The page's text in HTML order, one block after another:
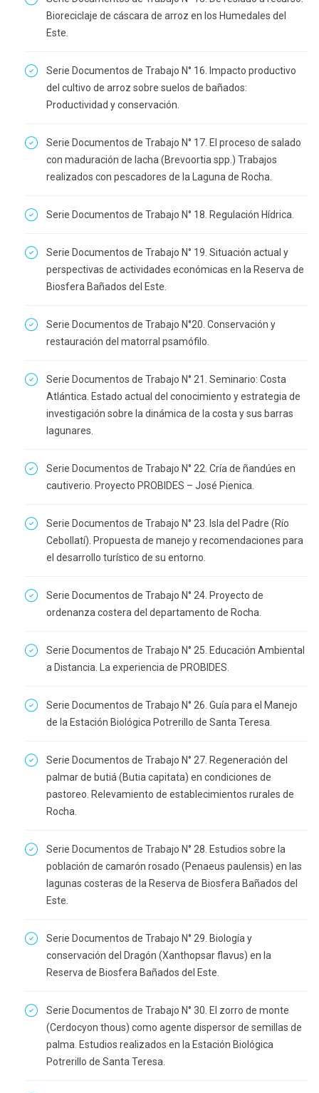
Bioreciclaje de cáscara de arroz en los Humedales del
Este.
Serie Documentos de Trabajo N° 16. Impacto productivo
del cultivo de arroz sobre suelos de bañados:
Productividad y conservación.
Serie Documentos de Trabajo N° 17. El proceso de salado
con maduración de lacha (Brevoortia spp.) Trabajos
realizados con pescadores de la Laguna de Rocha.
Serie Documentos de Trabajo N° 18. Regulación Hídrica.
Serie Documentos de Trabajo N° 19. Situación actual y
perspectivas de actividades económicas en la Reserva de
Biosfera Bañados del Este.
Serie Documentos de Trabajo N°20. Conservación y
restauración del matorral psamófilo.
Serie Documentos de Trabajo N° 21. Seminario: Costa
Atlántica. Estado actual del conocimiento y estrategia de
investigación sobre la dinámica de la costa y sus barras
lagunares.
Serie Documentos de Trabajo N° 22. Cría de ñandúes en
cautiverio. Proyecto PROBIDES – José Pienica.
Serie Documentos de Trabajo N° 23. Isla del Padre (Río
Cebollatí). Propuesta de manejo y recomendaciones para
el desarrollo turístico de su entorno.
Serie Documentos de Trabajo N° 24. Proyecto de
ordenanza costera del departamento de Rocha.
Serie Documentos de Trabajo N° 25. Educación Ambiental
a Distancia. La experiencia de PROBIDES.
Serie Documentos de Trabajo N° 26. Guía para el Manejo
de la Estación Biológica Potrerillo de Santa Teresa.
Serie Documentos de Trabajo N° 27. Regeneración del
palmar de butiá (Butia capitata) en condiciones de
pastoreo. Relevamiento de establecimientos rurales de
Rocha.
Serie Documentos de Trabajo N° 28. Estudios sobre la
población de camarón rosado (Penaeus paulensis) en las
lagunas costeras de la Reserva de Biosfera Bañados del
Este.
Serie Documentos de Trabajo N° 29. Biología y
conservación del Dragón (Xanthopsar flavus) en la
Reserva de Biosfera Bañados del Este.
Serie Documentos de Trabajo N° 30. El zorro de monte
(Cerdocyon thous) como agente dispersor de semillas de
palma. Estudios realizados en la Estación Biológica
Potrerillo de Santa Teresa.